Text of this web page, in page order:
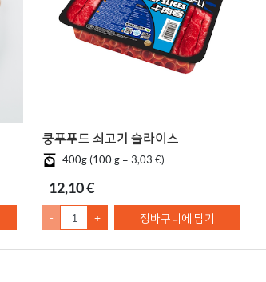
쿵푸푸드 쇠고기 슬라이스
400g (100 g = 3,03 €)
12,10 €
- + 장바구니에 담기